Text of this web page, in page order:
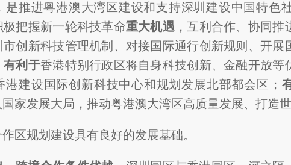
是推进粤港澳大湾区建设和支持深圳建设中国特色
极把握新一轮科技革命重大机遇 ，互利合作、协同
市创新科技管理机制、对接国际通行创新规则、开展
有利于香港特别行政区将自身科技创新、金融开放等
港建设国际创新科技中心和规划发展北部都会区；
家发展大局，推动粤港澳大湾区高质量发展、打造
区规划建设具有良好的发展基础。